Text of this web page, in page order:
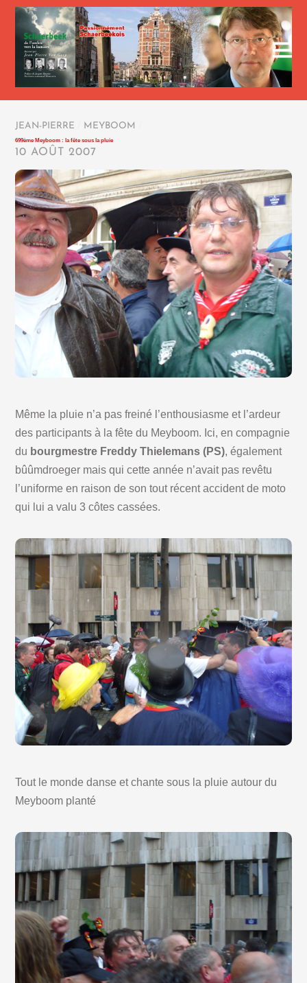
JEAN-PIERRE MEYBOOM
699ème Meyboom : la fête sous la pluie
10 AOÛT 2007
Même la pluie n’a pas freiné l’enthousiasme et l’ardeur
des participants à la fête du Meyboom. Ici, en compagnie
du bourgmestre Freddy Thielemans (PS), également
bûûmdroeger mais qui cette année n’avait pas revêtu
l’uniforme en raison de son tout récent accident de moto
qui lui a valu 3 côtes cassées.
Tout le monde danse et chante sous la pluie autour du
Meyboom planté